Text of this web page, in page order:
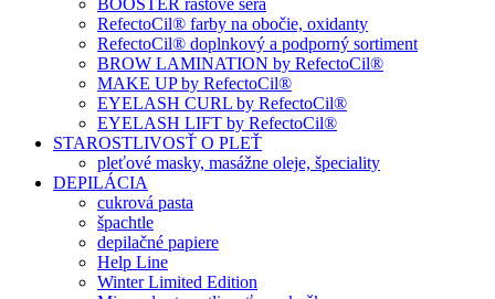
RefectoCil® farby na obočie, oxidanty
RefectoCil® doplnkový a podporný sortiment
BROW LAMINATION by RefectoCil®
MAKE UP by RefectoCil®
EYELASH CURL by RefectoCil®
EYELASH LIFT by RefectoCil®
STAROSTLIVOSŤ O PLEŤ
pleťové masky, masážne oleje, špeciality
DEPILÁCIA
cukrová pasta
špachtle
depilačné papiere
Help Line
Winter Limited Edition